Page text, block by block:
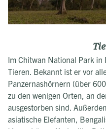
Im Chitwan National Park in
Tieren. Bekannt ist er vor
Panzernashörnern (über
zu den wenigen Orten, an
ausgestorben sind.
asiatische Elefanten,